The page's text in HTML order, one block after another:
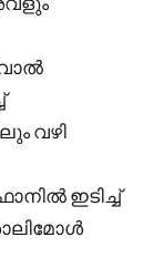
വഴി
ഇടിച്ച്